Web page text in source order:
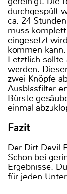
durchgespült
ca. 24
muss
eingesetzt
kommen kann.
Letztlich sollte
werden.
zwei Knöpfe
Ausblasfilter
Bürste
einmal
Fazit
Der Dirt Devil
Schon bei
Ergebnisse.
für jeden